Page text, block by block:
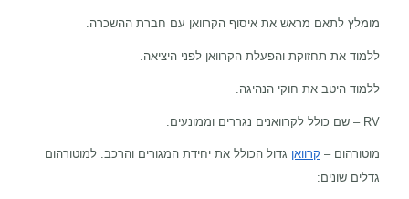
מומלץ לתאם מראש את איסוף הקרוואן עם חברת ההשכרה.
ללמוד את תחזוקת והפעלת הקרוואן לפני היציאה.
ללמוד היטב את חוקי הנהיגה.
RV – שם כולל לקרוואנים נגררים וממונעים.
מוטורהום – קרוואן גדול הכולל את יחידת המגורים והרכב. למוטורהום
גדלים שונים: